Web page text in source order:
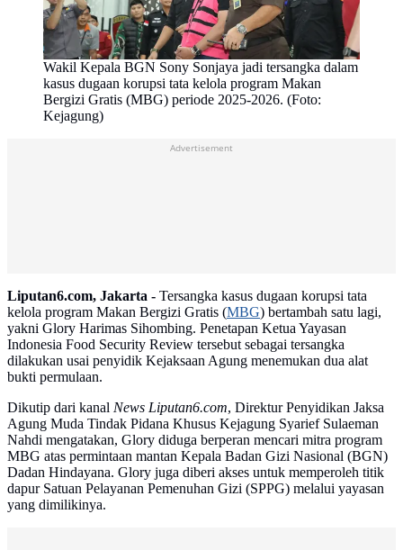
Wakil Kepala BGN Sony Sonjaya jadi tersangka dalam
kasus dugaan korupsi tata kelola program Makan
Bergizi Gratis (MBG) periode 2025-2026. (Foto:
Kejagung)
Advertisement
Liputan6.com, Jakarta - Tersangka kasus dugaan korupsi tata
kelola program Makan Bergizi Gratis (MBG) bertambah satu lagi,
yakni Glory Harimas Sihombing. Penetapan Ketua Yayasan
Indonesia Food Security Review tersebut sebagai tersangka
dilakukan usai penyidik Kejaksaan Agung menemukan dua alat
bukti permulaan.
Dikutip dari kanal News Liputan6.com, Direktur Penyidikan Jaksa
Agung Muda Tindak Pidana Khusus Kejagung Syarief Sulaeman
Nahdi mengatakan, Glory diduga berperan mencari mitra program
MBG atas permintaan mantan Kepala Badan Gizi Nasional (BGN)
Dadan Hindayana. Glory juga diberi akses untuk memperoleh titik
dapur Satuan Pelayanan Pemenuhan Gizi (SPPG) melalui yayasan
yang dimilikinya.